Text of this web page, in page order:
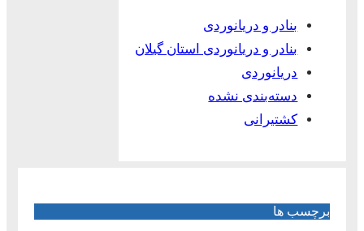
بنادر و دریانوردی
بنادر و دریانوردی استان گیلان
دریانوردی
دسته‌بندی نشده
کشتیرانی
برچسب ها